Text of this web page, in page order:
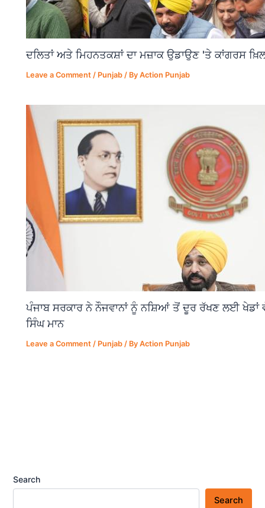
ਦਲਿਤਾਂ ਅਤੇ ਮਿਹਨਤਕਸ਼ਾਂ ਦਾ ਮਜ਼ਾਕ ਉਡਾਉਣ 'ਤੇ ਕਾਂਗਰਸ
Leave a Comment / Punjab / ByAction Punjab
ਪੰਜਾਬ ਸਰਕਾਰ ਨੇ ਨੌਜਵਾਨਾਂ ਨੂੰ ਨਸ਼ਿਆਂ ਤੋਂ ਦੂਰ ਰੱਖਣ ਲਈ ਖੇਡਾਂ
ਸਿੰਘ ਮਾਨ
Leave a Comment / Punjab / ByAction Punjab
Search
Search